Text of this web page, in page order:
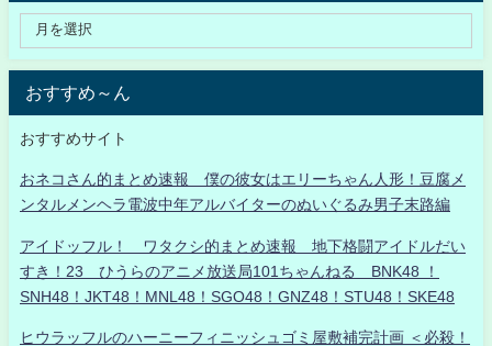
おすすめ～ん
おすすめサイト
おネコさん的まとめ速報 僕の彼女はエリーちゃん人形！豆腐メ
ンタルメンヘラ電波中年アルバイターのぬいぐるみ男子末路編
アイドッフル！ ワタクシ的まとめ速報 地下格闘アイドルだい
すき！23 ひうらのアニメ放送局101ちゃんねる BNK48 ！
SNH48！JKT48！MNL48！SGO48！GNZ48！STU48！SKE48
ヒウラッフルのハーニーフィニッシュゴミ屋敷補完計画 ＜必殺！